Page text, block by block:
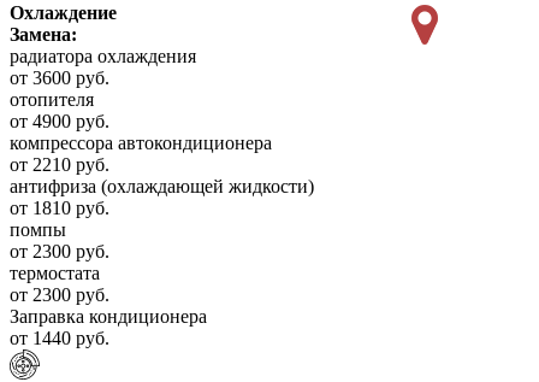
Охлаждение
Замена:
радиатора охлаждения
от 3600 руб.
отопителя
от 4900 руб.
компрессора автокондиционера
от 2210 руб.
антифриза (охлаждающей жидкости)
от 1810 руб.
помпы
от 2300 руб.
термостата
от 2300 руб.
Заправка кондиционера
от 1440 руб.